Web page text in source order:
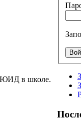
ЮИД в школе.